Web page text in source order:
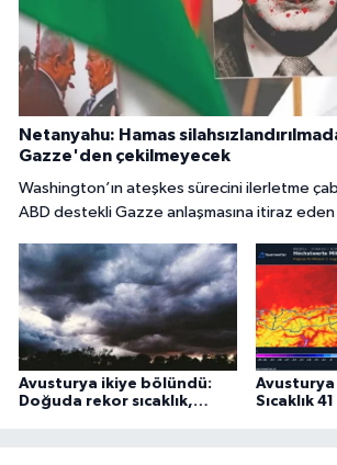
Netanyahu: Hamas
Gazze'den çekilmeyecek
Washington’ın ateşkes sürecini ilerletme
ABD destekli Gazze anlaşmasına itiraz eden
çekilmeyeceğini söyledi.
Avusturya ikiye bölündü:
Doğuda rekor sıcaklık,
Sıcaklık